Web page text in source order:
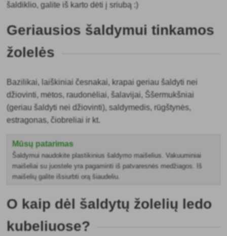
šaldiklio, galite iš karto dėti į sriubą :)
Geriausios šaldymui tinkamos
žolelės
Bazilikai, laiškiniai česnakai, krapai geriau šaldyti nei
džiovinti, mėtos, raudonėliai, šalavijai, Ššermukšniai
(geriau šaldyti nei džiovinti), saldymedis, rūgštynės,
estragonas, čiobreliai ir kt.
Mūsų patarimas
Šaldymui naudokite plastikinius šaldymo maišelius. Vakuuminiai
maišeliai su juostele yra pagaminti iš patvaresnės medžiagos. Iš
maišelių galite išsiurbti orą šiaudeliu.
O kaip dėl šaldytų žolelių ledo
kubeliuose?